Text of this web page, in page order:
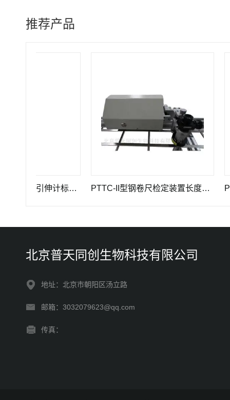
推荐产品
GWB-200JA型高精度引伸计标定仪长度计量器具 PTTC-II型钢卷尺检定装置长度计量仪器 PTTC
北京普天同创生物科技有限公司
地址：北京市朝阳区汤立路
邮箱：3032079623@qq.com
传真：